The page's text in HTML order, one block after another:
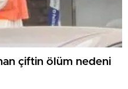
çiftin ölüm nedeni